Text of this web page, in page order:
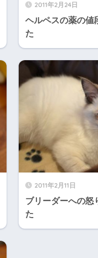
2011年2月24日
ヘルペスの薬の値
た
2011年2月11日
ブリーダーへの怒
た